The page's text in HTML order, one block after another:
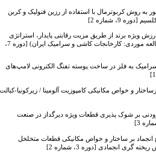
به روش کربوترمال با استفاده از رزین فنولیک و کربن
9، شماره 2]
ویژه برند از طریق مزیت رقابتی پایدار، استراتژی
بازاریابی و تصویر ذهنی شرکت (مطالعه موردی: کارخانجات کاشی و سرامیک ایران) [دوره 7،
به فلز در ساخت پوسته تفنگ الکترونی لامپ‌های
و خواص مکانیکی کامپوزیت آلومینا / زیرکونیا-کبالت
بر شوک پذیری قطعات ویژه دیرگداز در صنعت
بر ساختار و خواص مکانیکی قطعات متخلخل
انجمادی [دوره 3، شماره 2]